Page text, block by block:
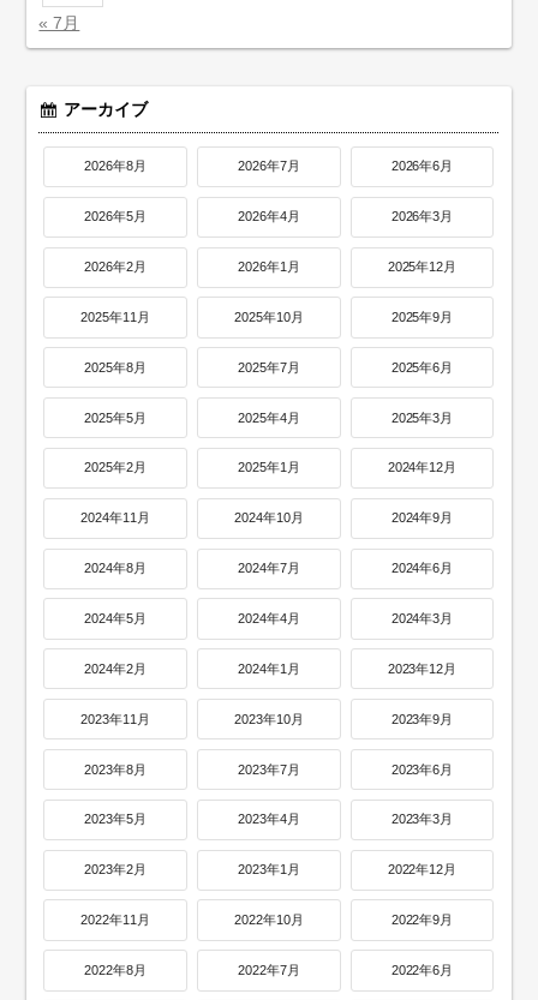
« 7月
アーカイブ
2026年8月 2026年7月 2026年6月
2026年5月 2026年4月 2026年3月
2026年2月 2026年1月 2025年12月
2025年11月 2025年10月 2025年9月
2025年8月 2025年7月 2025年6月
2025年5月 2025年4月 2025年3月
2025年2月 2025年1月 2024年12月
2024年11月 2024年10月 2024年9月
2024年8月 2024年7月 2024年6月
2024年5月 2024年4月 2024年3月
2024年2月 2024年1月 2023年12月
2023年11月 2023年10月 2023年9月
2023年8月 2023年7月 2023年6月
2023年5月 2023年4月 2023年3月
2023年2月 2023年1月 2022年12月
2022年11月 2022年10月 2022年9月
2022年8月 2022年7月 2022年6月